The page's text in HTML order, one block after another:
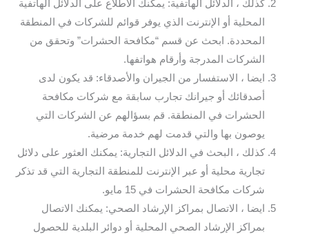
كذلك ، الدلائل الهاتفية: يمكنك الاطلاع على الدلائل الهاتفية
المحلية أو الإنترنت الذي يوفر قوائم للشركات في المنطقة
المحددة. ابحث عن قسم “مكافحة الحشرات” وتحقق من
الشركات المدرجة وأرقام هواتفها.
ايضا ، الاستفسار من الجيران والأصدقاء: قد يكون لدى
أصدقائك أو جيرانك تجارب سابقة مع شركات مكافحة
الحشرات في المنطقة. قم بسؤالهم عن الشركات التي
يوصون بها والتي قدمت لهم خدمة مرضية.
كذلك ، البحث في الدلائل التجارية: يمكنك العثور على دلائل
تجارية محلية أو عبر الإنترنت للمنطقة التجارية التي قد تذكر
شركات مكافحة الحشرات في 15 مايو.
ايضا ، الاتصال بمراكز الإرشاد الصحي: يمكنك الاتصال
بمراكز الإرشاد الصحي المحلية أو دوائر البلدية للحصول